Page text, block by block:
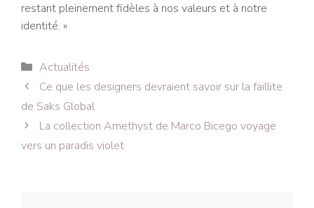
restant pleinement fidèles à nos valeurs et à notre
identité. »
Catégories
Actualités
Navigation
des
articles
Ce que les designers devraient savoir sur la faillite
de Saks Global
La collection Amethyst de Marco Bicego voyage
vers un paradis violet